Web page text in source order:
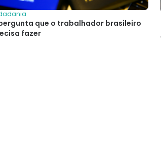
que o trabalhador brasileiro
fazer